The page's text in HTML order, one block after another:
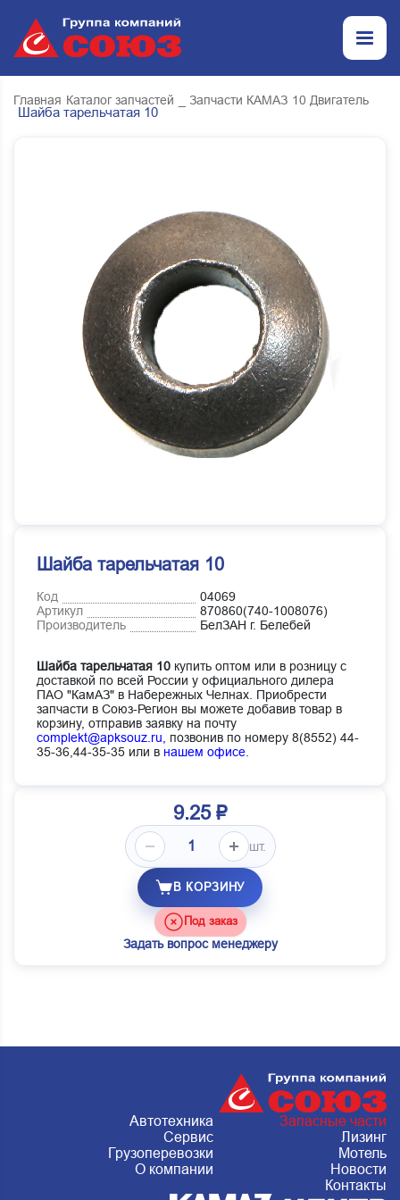
Главная Каталог запчастей _ Запчасти КАМАЗ 10 Двигатель
Шайба тарельчатая 10
Шайба тарельчатая 10
Код
04069
Артикул
870860(740-1008076)
Производитель
БелЗАН г. Белебей
Шайба тарельчатая 10 купить оптом или в розницу с
доставкой по всей России у официального дилера
ПАО "КамАЗ" в Набережных Челнах. Приобрести
запчасти в Союз-Регион вы можете добавив товар в
корзину, отправив заявку на почту
complekt@apksouz.ru,
позвонив по номеру 8(8552) 44-
35-36,44-35-35 или в нашем офисе
9.25 ₽
шт.
В КОРЗИНУ
Под заказ
Задать вопрос менеджеру
Автотехника
Запасные части
Сервис
Лизинг
Грузоперевозки
Мотель
О компании
Новости
Контакты